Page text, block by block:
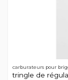
carburateurs pour
tringle de